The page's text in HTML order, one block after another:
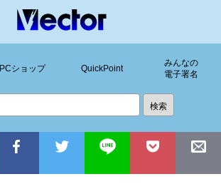
PCショップ QuickPoint
みんなの
電子署名